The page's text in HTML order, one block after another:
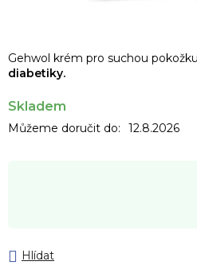
Gehwol krém pro suchou
diabetiky.
Skladem
Můžeme doručit do: 12.8.2026
Hlídat